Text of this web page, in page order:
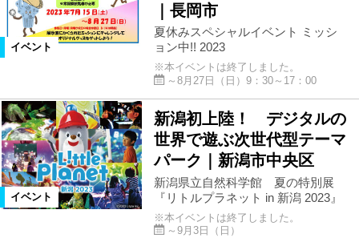
イベント
｜長岡市
夏休みスペシャルイベント ミッシ
ョン中!! 2023
※本イベントは終了しました。
～8月27日（日）9：30～17：00
イベント
新潟初上陸！ デジタルの
世界で遊ぶ次世代型テーマ
パーク｜新潟市中央区
新潟県立自然科学館 夏の特別展
『リトルプラネット in 新潟 2023』
※本イベントは終了しました。
～9月3日（日）